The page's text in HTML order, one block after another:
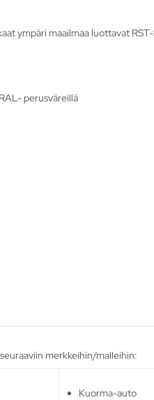
ympäri maailmaa luottavat
perusväreillä
merkkeihin/malleihin:
Kuorma-auto